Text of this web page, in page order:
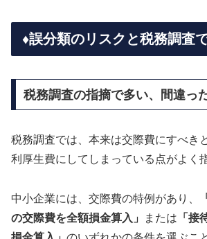
♦️誤分類のリスクと税務調査
税務調査の指摘で多い、間違っ
税務調査では、本来は交際費にすべき
利厚生費にしてしまっている点がよく
中小企業には、交際費の特例があり、
の交際費を全額損金算入」
または 「接